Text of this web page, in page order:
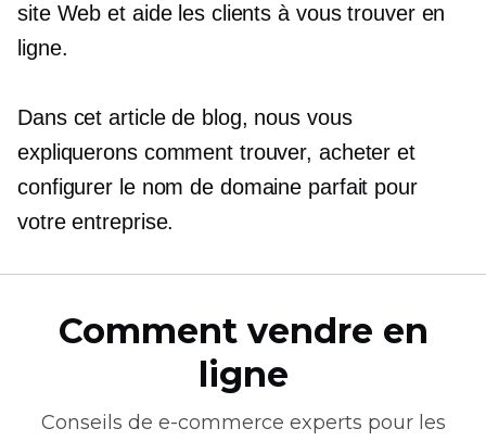
site Web et aide les clients à vous trouver en
ligne.
Dans cet article de blog, nous vous
expliquerons comment trouver, acheter et
configurer le nom de domaine parfait pour
votre entreprise.
Comment vendre en
ligne
Conseils de e-commerce experts pour les